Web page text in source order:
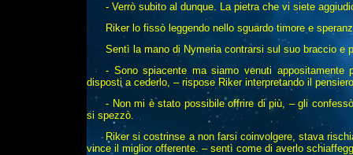
- Verrò subito al dunque. La pietra che vi siete
Riker lo fissò leggendo nello sguardo timore e
Sentì la mano di Nymeria contrarsi sul suo braccio e
- Sono spiacente ma siamo venuti
disposti a cederlo, – rispose Riker interpretando il
- Non mi è stato possibile offrire di più, – gli
si spezzò.
Riker si costrinse a non farsi coinvolgere, stava
vince il miglior offerente. – sentì come di averlo